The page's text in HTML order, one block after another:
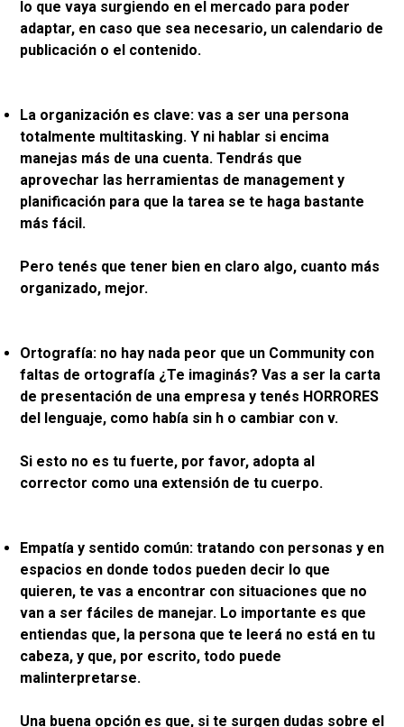
lo que vaya surgiendo en el mercado para poder
adaptar, en caso que sea necesario, un calendario de
publicación o el contenido.
La organización es clave: vas a ser una persona
totalmente multitasking. Y ni hablar si encima
manejas más de una cuenta. Tendrás que
aprovechar las herramientas de management y
planificación para que la tarea se te haga bastante
más fácil.
Pero tenés que tener bien en claro algo, cuanto más
organizado, mejor.
Ortografía: no hay nada peor que un Community con
faltas de ortografía ¿Te imaginás? Vas a ser la carta
de presentación de una empresa y tenés HORRORES
del lenguaje, como había sin h o cambiar con v.
Si esto no es tu fuerte, por favor, adopta al
corrector como una extensión de tu cuerpo.
Empatía y sentido común: tratando con personas y en
espacios en donde todos pueden decir lo que
quieren, te vas a encontrar con situaciones que no
van a ser fáciles de manejar. Lo importante es que
entiendas que, la persona que te leerá no está en tu
cabeza, y que, por escrito, todo puede
malinterpretarse.
Una buena opción es que, si te surgen dudas sobre el